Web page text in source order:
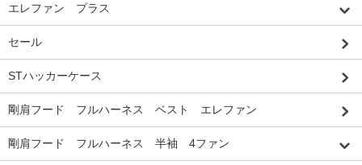
エレファン プラス
セール
STハッカーケース
剛肩フード フルハーネス ベスト エレファン
剛肩フード フルハーネス 半袖 4ファン